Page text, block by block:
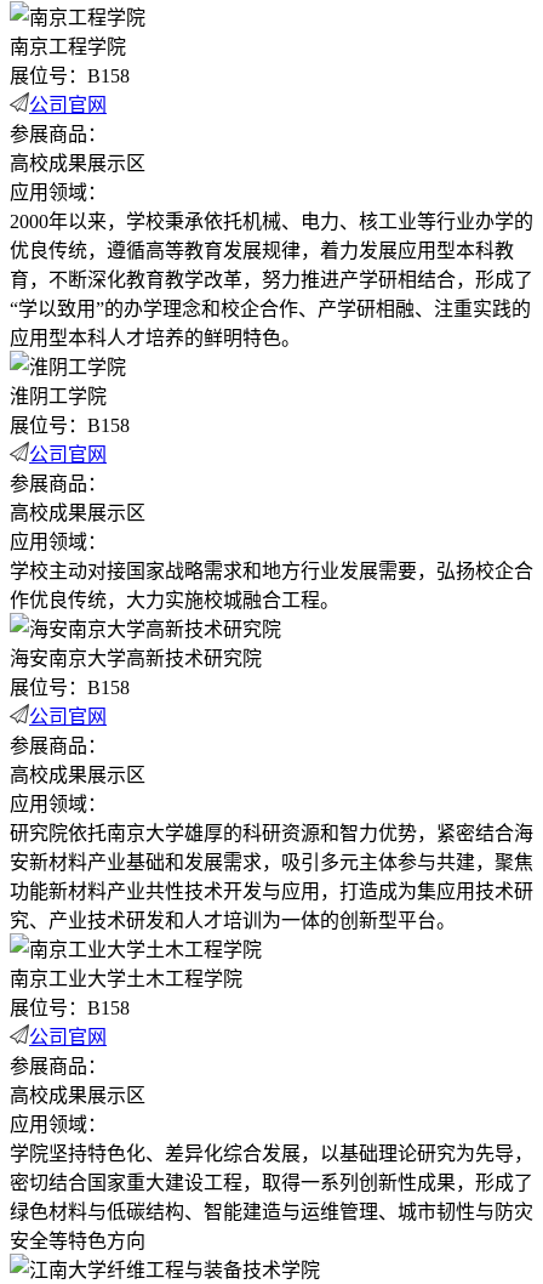
南京工程学院
展位号：B158
公司官网
参展商品：
高校成果展示区
应用领域：
2000年以来，学校秉承依托机械、电力、核工业等行业办学的
优良传统，遵循高等教育发展规律，着力发展应用型本科教
育，不断深化教育教学改革，努力推进产学研相结合，形成了
“学以致用”的办学理念和校企合作、产学研相融、注重实践的
应用型本科人才培养的鲜明特色。
淮阴工学院
展位号：B158
公司官网
参展商品：
高校成果展示区
应用领域：
学校主动对接国家战略需求和地方行业发展需要，弘扬校企合
作优良传统，大力实施校城融合工程。
海安南京大学高新技术研究院
展位号：B158
公司官网
参展商品：
高校成果展示区
应用领域：
研究院依托南京大学雄厚的科研资源和智力优势，紧密结合海
安新材料产业基础和发展需求，吸引多元主体参与共建，聚焦
功能新材料产业共性技术开发与应用，打造成为集应用技术研
究、产业技术研发和人才培训为一体的创新型平台。
南京工业大学土木工程学院
展位号：B158
公司官网
参展商品：
高校成果展示区
应用领域：
学院坚持特色化、差异化综合发展，以基础理论研究为先导，
密切结合国家重大建设工程，取得一系列创新性成果，形成了
绿色材料与低碳结构、智能建造与运维管理、城市韧性与防灾
安全等特色方向